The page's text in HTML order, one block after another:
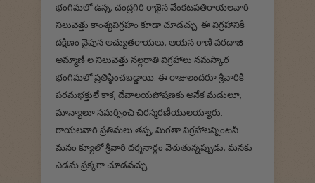
భంగిమలో ఉన్న, చంద్రగిరి రాజైన వేంకటపతిరాయలవారి
నిలువెత్తు కాంశ్యవిగ్రహం కూడా చూడచ్చు. ఈ విగ్రహానికి
దక్షిణం వైపున అచ్యుతరాయలు, ఆయన రాణి వరదాజి
అమ్మాణీ ల నిలువెత్తు నల్లరాతి విగ్రహాలు నమస్కార
భంగిమలో ప్రతిష్ఠించబడ్డాయి. ఈ రాజులందరూ శ్రీవారికి
పరమభక్తులే కాక, దేవాలయపోషణకు అనేక మడులూ,
మాన్యాలూ సమర్పించి చిరస్మరణీయులయ్యారు.
రాయలవారి ప్రతిమలు తప్ప, మిగతా విగ్రహాలన్నింటనీ
మనం క్యూలో శ్రీవారి దర్శనార్థం వెళుతున్నప్పుడు, మనకు
ఎడమ ప్రక్కగా చూడవచ్చు.